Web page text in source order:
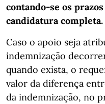
contando-se os
candidatura completa.
Caso o apoio seja
indemnização
quando exista, o
valor da diferença
da indemnização, no